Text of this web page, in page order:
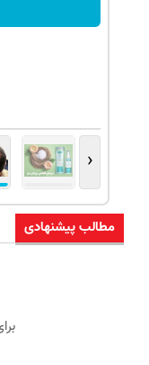
‹
مطالب پیشنهادی